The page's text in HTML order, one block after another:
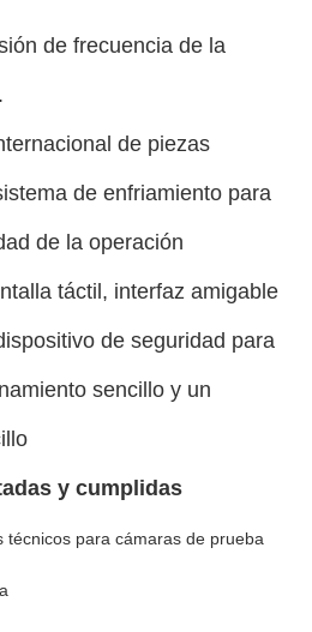
de frecuencia de la
de piezas
de enfriamiento para
de la operación
táctil, interfaz amigable
de seguridad para
sencillo y un
y cumplidas
técnicos para cámaras de prueba